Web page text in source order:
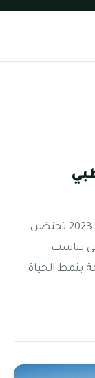
أفضل اماكن سياحية في ابوظبي للمتزوجين 2023 تحتضن
تناسب
بنمط الحياة